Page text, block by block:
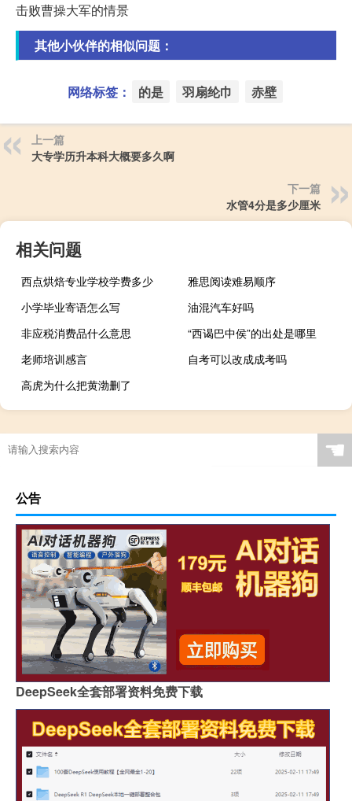
击败曹操大军的情景
其他小伙伴的相似问题：
网络标签： 的是 羽扇纶巾 赤壁
上一篇
大专学历升本科大概要多久啊
下一篇
水管4分是多少厘米
相关问题
西点烘焙专业学校学费多少
雅思阅读难易顺序
小学毕业寄语怎么写
油混汽车好吗
非应税消费品什么意思
“西谒巴中侯”的出处是哪里
老师培训感言
自考可以改成成考吗
高虎为什么把黄渤删了
☚
公告
DeepSeek全套部署资料免费下载